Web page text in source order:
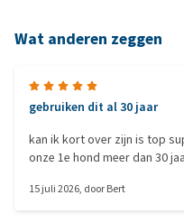
Wat anderen zeggen
gebruiken dit al 30 jaar
kan ik kort over zijn is top
onze 1e hond meer dan 30
15 juli 2026, doorBert